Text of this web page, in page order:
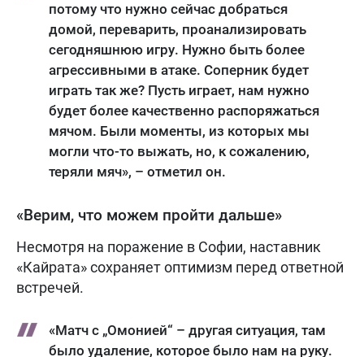
потому что нужно сейчас добраться
домой, переварить, проанализировать
сегодняшнюю игру. Нужно быть более
агрессивными в атаке. Соперник будет
играть так же? Пусть играет, нам нужно
будет более качественно распоряжаться
мячом. Были моменты, из которых мы
могли что-то выжать, но, к сожалению,
теряли мяч», – отметил он.
«Верим, что можем пройти дальше»
Несмотря на поражение в Софии, наставник
«Кайрата» сохраняет оптимизм перед ответной
встречей.
«Матч с „Омонией“ – другая ситуация, там
было удаление, которое было нам на руку.